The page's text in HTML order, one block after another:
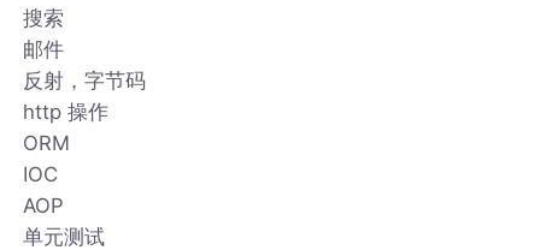
搜索
邮件
反射，字节码
http 操作
ORM
IOC
AOP
单元测试